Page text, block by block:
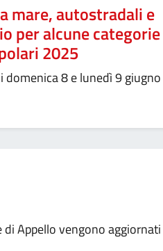
mare, autostradali e
per alcune categorie
2025
8 e lunedì 9 giugno
di Appello vengono aggiornati